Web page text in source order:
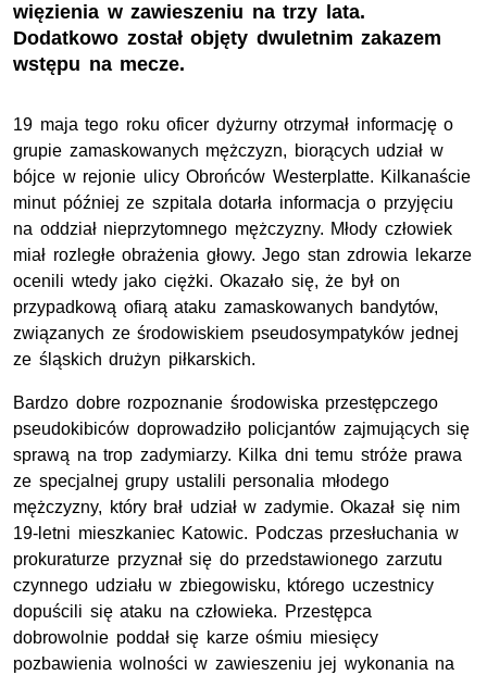
więzienia w zawieszeniu na trzy lata.
Dodatkowo został objęty dwuletnim zakazem
wstępu na mecze.
19 maja tego roku oficer dyżurny otrzymał informację o
grupie zamaskowanych mężczyzn, biorących udział w
bójce w rejonie ulicy Obrońców Westerplatte. Kilkanaście
minut później ze szpitala dotarła informacja o przyjęciu
na oddział nieprzytomnego mężczyzny. Młody człowiek
miał rozległe obrażenia głowy. Jego stan zdrowia lekarze
ocenili wtedy jako ciężki. Okazało się, że był on
przypadkową ofiarą ataku zamaskowanych bandytów,
związanych ze środowiskiem pseudosympatyków jednej
ze śląskich drużyn piłkarskich.
Bardzo dobre rozpoznanie środowiska przestępczego
pseudokibiców doprowadziło policjantów zajmujących się
sprawą na trop zadymiarzy. Kilka dni temu stróże prawa
ze specjalnej grupy ustalili personalia młodego
mężczyzny, który brał udział w zadymie. Okazał się nim
19-letni mieszkaniec Katowic. Podczas przesłuchania w
prokuraturze przyznał się do przedstawionego zarzutu
czynnego udziału w zbiegowisku, którego uczestnicy
dopuścili się ataku na człowieka. Przestępca
dobrowolnie poddał się karze ośmiu miesięcy
pozbawienia wolności w zawieszeniu jej wykonania na